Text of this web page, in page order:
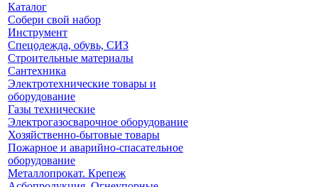
Каталог
Собери свой набор
Инструмент
Спецодежда, обувь, СИЗ
Строительные материалы
Сантехника
Электротехнические товары и
оборудование
Газы технические
Электрогазосварочное оборудование
Хозяйственно-бытовые товары
Пожарное и аварийно-спасательное
оборудование
Металлопрокат. Крепеж